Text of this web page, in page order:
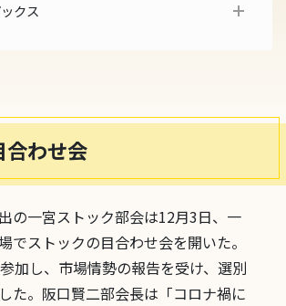
クス
クス
クス
ス
合わせ会
の一宮ストック部会は12月3日、一
でストックの目合わせ会を開いた。
加し、市場情勢の報告を受け、選別
た。阪口賢二部会長は「コロナ禍に